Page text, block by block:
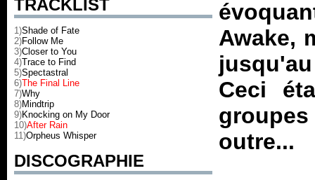
TRACKLIST
1)Shade of Fate
2)Follow Me
3)Closer to You
4)Trace to Find
5)Spectastral
6)The Final Line
7)Why
8)Mindtrip
9)Knocking on My Door
10)After Rain
11)Orpheus Whisper
DISCOGRAPHIE
Awake,
Ceci
outre...